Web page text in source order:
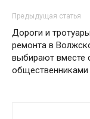
Предыдущая статья
Дороги и
ремонта в
выбирают вместе
общественниками